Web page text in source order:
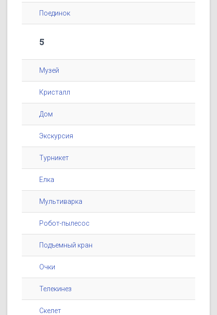
Поединок
5
Музей
Кристалл
Дом
Экскурсия
Турникет
Елка
Мультиварка
Робот-пылесос
Подъемный кран
Очки
Телекинез
Скелет